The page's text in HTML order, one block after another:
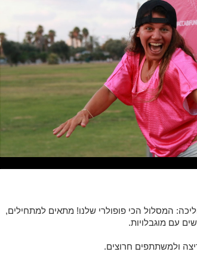
ק"מ 1 ריצה/הליכה: המסלול הכי פופולרי שלנו! מתאים למתחילים,
עם מוגבלויות.